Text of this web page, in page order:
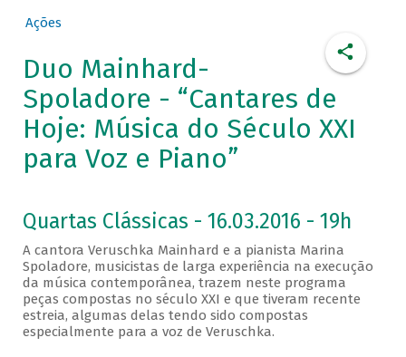
Ações
Duo Mainhard-
Spoladore - “Cantares de
Hoje: Música do Século XXI
para Voz e Piano”
Quartas Clássicas - 16.03.2016 - 19h
A cantora Veruschka Mainhard e a pianista Marina
Spoladore, musicistas de larga experiência na execução
da música contemporânea, trazem neste programa
peças compostas no século XXI e que tiveram recente
estreia, algumas delas tendo sido compostas
especialmente para a voz de Veruschka.